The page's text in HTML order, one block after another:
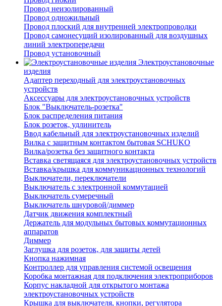
Провод неизолированный
Провод одножильный
Провод плоский для внутренней электропроводки
Провод самонесущий изолированный для воздушных
линий электропередачи
Провод установочный
Электроустановочные
изделия
Адаптер переходный для электроустановочных
устройств
Аксессуары для электроустановочных устройств
Блок "Выключатель-розетка"
Блок распределения питания
Блок розеток, удлинитель
Ввод кабельный для электроустановочных изделий
Вилка с защитным контактом бытовая SCHUKO
Вилка/розетка без защитного контакта
Вставка светящаяся для электроустановочных устройств
Вставка/крышка для коммуникационных технологий
Выключатели, переключатели
Выключатель с электронной коммутацией
Выключатель сумеречный
Выключатель шнуровой/диммер
Датчик движения комплектный
Держатель для модульных бытовых коммутационных
аппаратов
Диммер
Заглушка для розеток, для защиты детей
Кнопка нажимная
Контроллер для управления системой освещения
Коробка монтажная для подключения электроприборов
Корпус накладной для открытого монтажа
электроустановочных устройств
Крышка для выключателя, кнопки, регулятора